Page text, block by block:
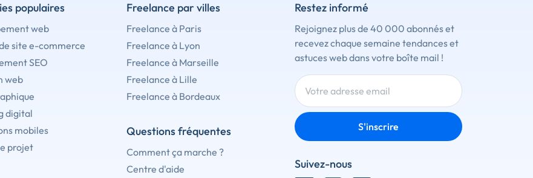
populaires
web
site e-commerce
SEO
web
digital
mobiles
projet
Freelance par villes
Freelance à Paris
Freelance à Lyon
Freelance à Marseille
Freelance à Lille
Freelance à Bordeaux
Questions fréquentes
Comment ça marche ?
Centre d'aide
Restez informé
Rejoignez plus de 40 000 abonnés et
recevez chaque semaine tendances et
astuces web dans votre boîte mail !
S'inscrire
Suivez-nous